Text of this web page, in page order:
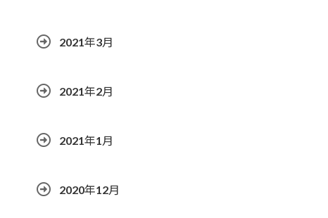
2021年3月
2021年2月
2021年1月
2020年12月